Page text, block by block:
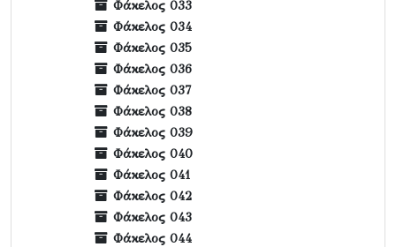
Φάκελος 033
Φάκελος 034
Φάκελος 035
Φάκελος 036
Φάκελος 037
Φάκελος 038
Φάκελος 039
Φάκελος 040
Φάκελος 041
Φάκελος 042
Φάκελος 043
Φάκελος 044